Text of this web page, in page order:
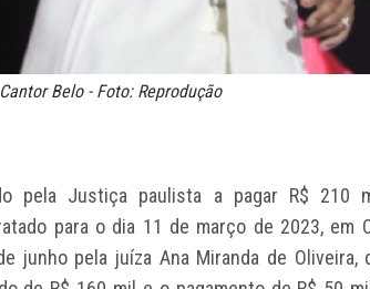
Cantor Belo - Foto: Reprodução
pela Justiça paulista a pagar R$ 210
para o dia 11 de março de 2023, em
junho pela juíza Ana Miranda de Oliveira,